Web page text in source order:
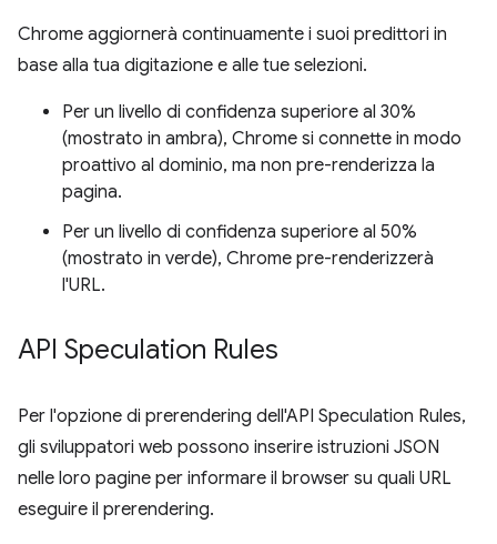
Chrome aggiornerà continuamente i suoi predittori in
base alla tua digitazione e alle tue selezioni.
Per un livello di confidenza superiore al 30%
(mostrato in ambra), Chrome si connette in modo
proattivo al dominio, ma non pre-renderizza la
pagina.
Per un livello di confidenza superiore al 50%
(mostrato in verde), Chrome pre-renderizzerà
l'URL.
API Speculation Rules
Per l'opzione di prerendering dell'API Speculation Rules,
gli sviluppatori web possono inserire istruzioni JSON
nelle loro pagine per informare il browser su quali URL
eseguire il prerendering.